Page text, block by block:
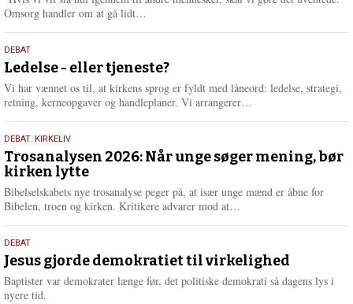
e
Omsorg handler om at gå lidt…
e
r
e
10.
juni
2026
DEBAT
Ledelse - eller tjeneste?
Vi har vænnet os til, at kirkens sprog er fyldt med låneord: ledelse, strategi,
retning, kerneopgaver og handleplaner. Vi arrangerer…
e
2.
juni
2026
DEBAT, KIRKELIV
Trosanalysen 2026: Når unge søger mening, bør
kirken lytte
Bibelselskabets nye trosanalyse peger på, at især unge mænd er åbne for
Bibelen, troen og kirken. Kritikere advarer mod at…
e
r
e
18.
maj
2026
DEBAT
Jesus gjorde demokratiet til virkelighed
Baptister var demokrater længe før, det politiske demokrati så dagens lys i
nyere tid.